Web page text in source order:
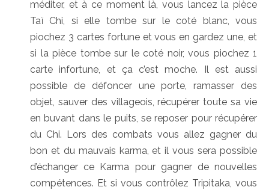
méditer, et à ce moment là, vous lancez la pièce
Taï Chi, si elle tombe sur le coté blanc, vous
piochez 3 cartes fortune et vous en gardez une, et
si la pièce tombe sur le coté noir, vous piochez 1
carte infortune, et ça c’est moche. Il est aussi
possible de défoncer une porte, ramasser des
objet, sauver des villageois, récupérer toute sa vie
en buvant dans le puits, se reposer pour récupérer
du Chi. Lors des combats vous allez gagner du
bon et du mauvais karma, et il vous sera possible
d’échanger ce Karma pour gagner de nouvelles
compétences. Et si vous contrôlez Tripitaka, vous